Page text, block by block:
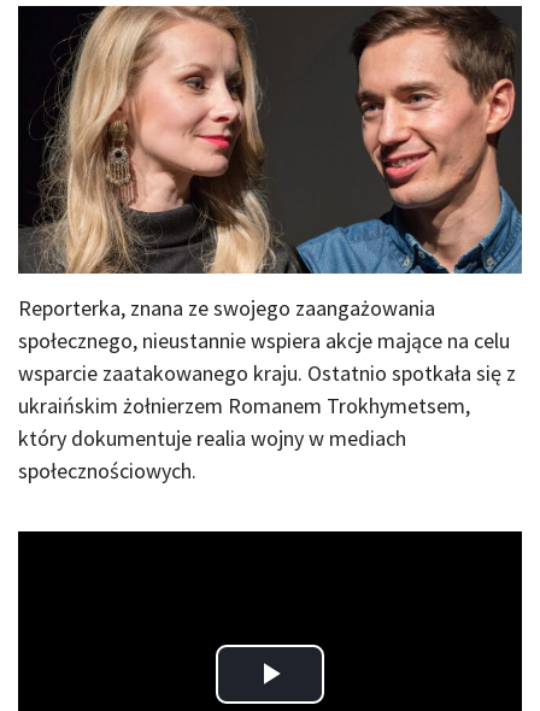
Reporterka, znana ze swojego zaangażowania
społecznego, nieustannie wspiera akcje mające na celu
wsparcie zaatakowanego kraju. Ostatnio spotkała się z
ukraińskim żołnierzem Romanem Trokhymetsem,
który dokumentuje realia wojny w mediach
społecznościowych.
Play